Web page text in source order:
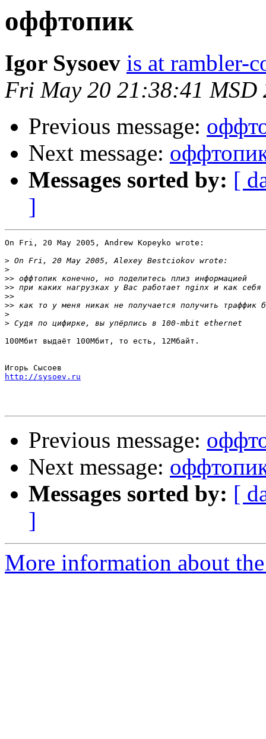
оффтопик
Igor Sysoev is at rambler-
Fri May 20 21:38:41 MSD
Previous message:
Next message:
Messages sorted by: [
]
On Fri, 20 May 2005, Andrew Kopeyko wrote:
>
>
>>
>>
>>
>>
>
>
100Мбит выдаёт 100Мбит, то есть, 12Мбайт.
http://sysoev.ru
Previous message:
Next message:
Messages sorted by: [
]
More information about